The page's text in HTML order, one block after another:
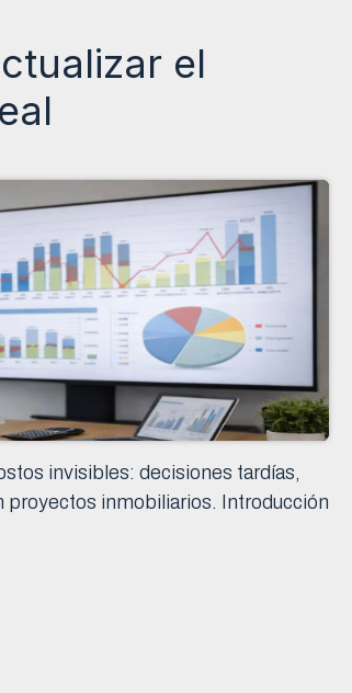
el
invisibles: decisiones tardías,
proyectos inmobiliarios. Introducción